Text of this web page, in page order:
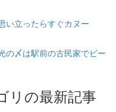
い立ったらすぐカヌー
の〆は駅前の古民家でビー
リの最新記事